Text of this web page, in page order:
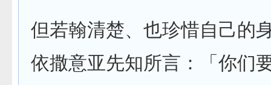
但若翰清楚、也珍惜自己的
依撒意亚先知所言：「你们